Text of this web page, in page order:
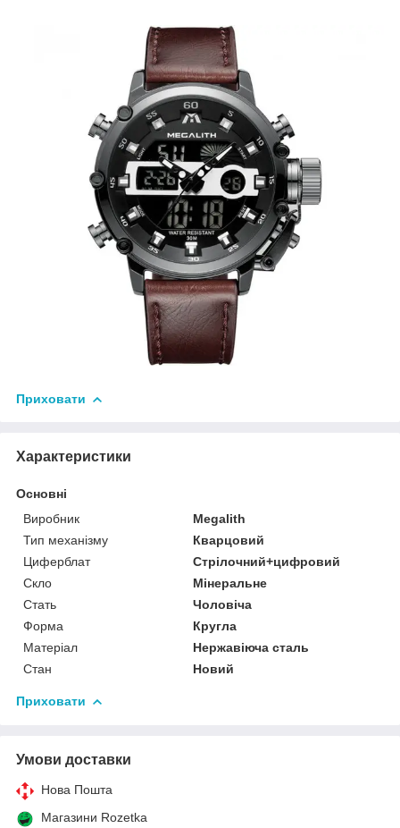
Приховати
Характеристики
Основні
Виробник
Megalith
Тип механізму
Кварцовий
Циферблат
Стрілочний+цифровий
Скло
Мінеральне
Стать
Чоловіча
Форма
Кругла
Матеріал
Нержавіюча сталь
Стан
Новий
Приховати
Умови доставки
Нова Пошта
Магазини Rozetka